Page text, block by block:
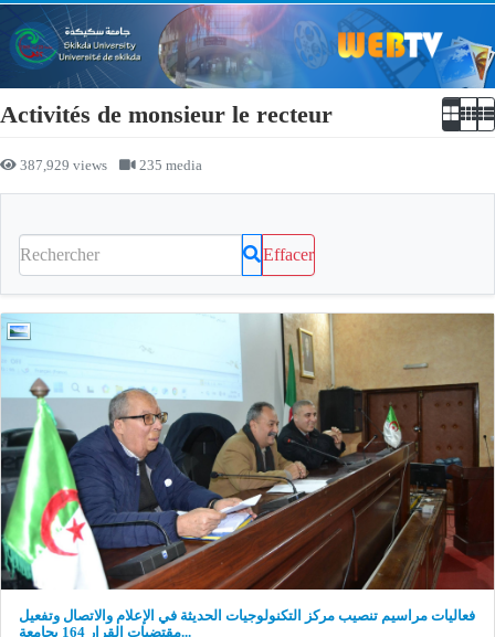
Activités de monsieur le recteur
387,929 views 235 media
Effacer
فعاليات مراسيم تنصيب مركز التكنولوجيات الحديثة في الإعلام والاتصال وتفعيل
مقتضيات القرار 164 بجامعة...